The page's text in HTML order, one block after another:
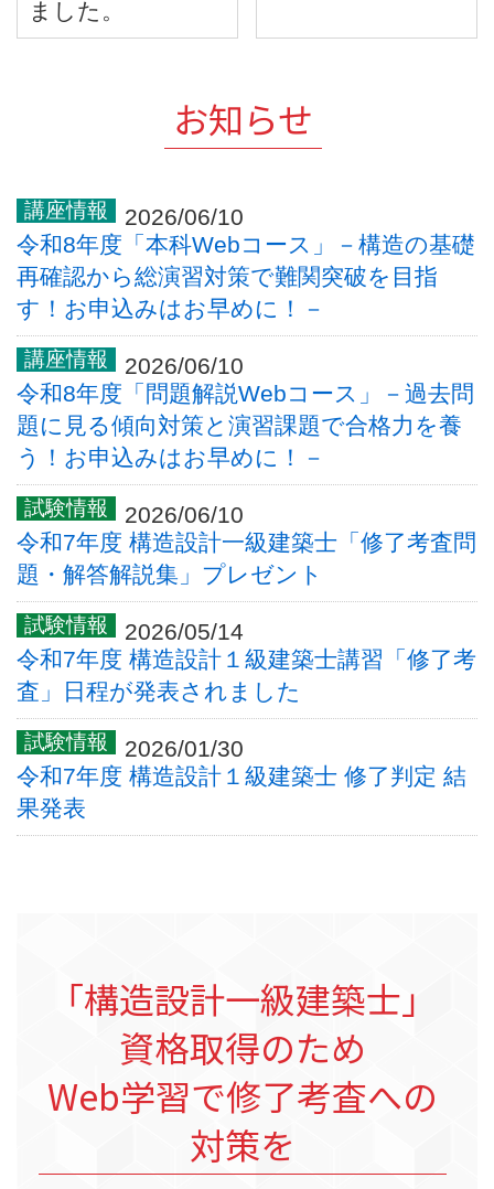
ました。
お知らせ
2026/06/10
令和8年度「本科Webコース」－構造の基礎
再確認から総演習対策で難関突破を目指
す！お申込みはお早めに！－
2026/06/10
令和8年度「問題解説Webコース」－過去問
題に見る傾向対策と演習課題で合格力を養
う！お申込みはお早めに！－
2026/06/10
令和7年度 構造設計一級建築士「修了考査問
題・解答解説集」プレゼント
2026/05/14
令和7年度 構造設計１級建築士講習「修了考
査」日程が発表されました
2026/01/30
令和7年度 構造設計１級建築士 修了判定 結
果発表
「構造設計一級建築士」
資格取得のため
Web学習で修了考査への
対策を